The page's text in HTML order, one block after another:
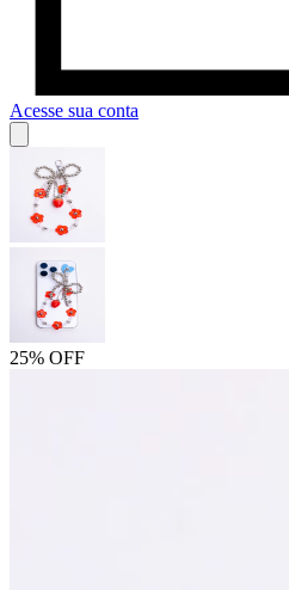
Acesse sua conta
25% OFF